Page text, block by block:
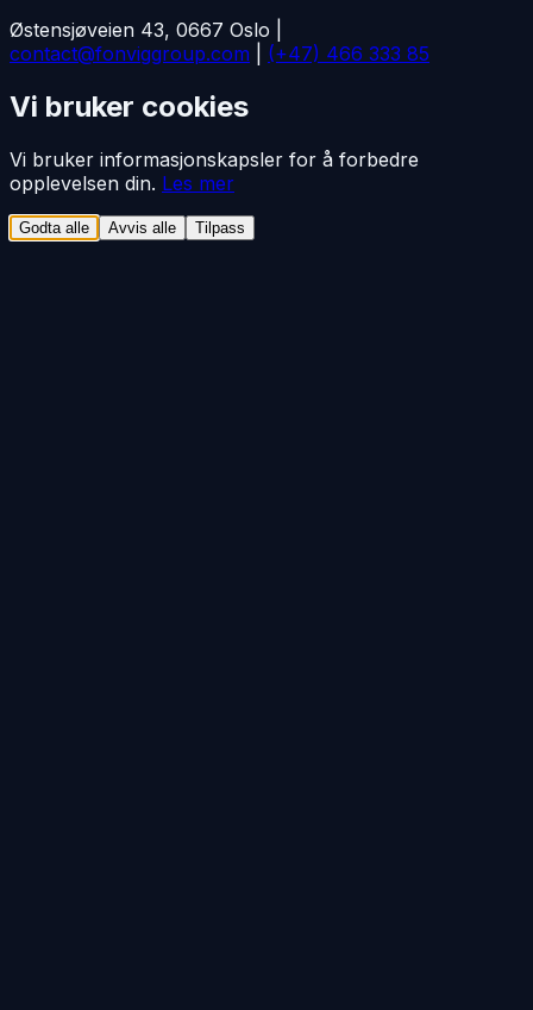
Østensjøveien 43, 0667 Oslo |
contact@fonviggroup.com
(+47) 466 333 85
Vi bruker cookies
Vi bruker informasjonskapsler for å forbedre
opplevelsen din. Les mer
Godta alle Avvis alle Tilpass